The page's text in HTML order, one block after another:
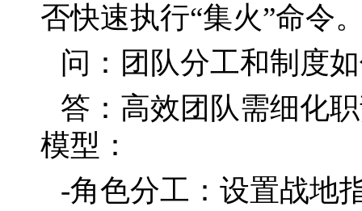
否快速执行“集火”命令
问：团队分工和制度
答：高效团队需细化
模型：
-角色分工：设置战地